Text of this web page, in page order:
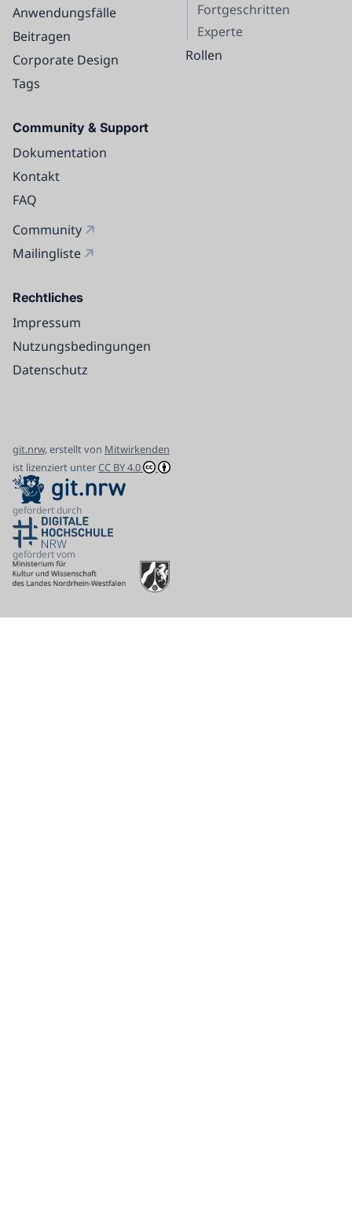
Anwendungsfälle
Beitragen
Corporate Design
Tags
Fortgeschritten
Experte
Rollen
Community & Support
Dokumentation
Kontakt
FAQ
Community
Mailingliste
Rechtliches
Impressum
Nutzungsbedingungen
Datenschutz
git.nrw,erstellt von Mitwirkenden
ist lizenziert unterCC BY 4.0
gefördert durch
gefördert vom